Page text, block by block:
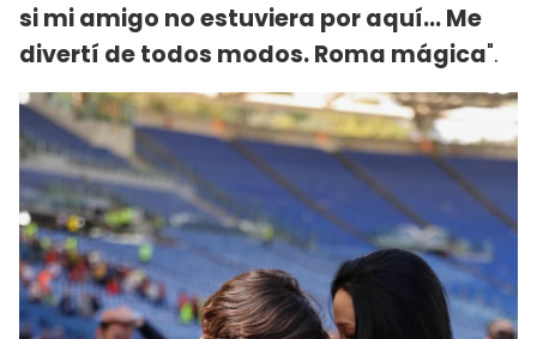
si mi amigo no estuviera por aquí... Me
divertí de todos modos. Roma mágica".